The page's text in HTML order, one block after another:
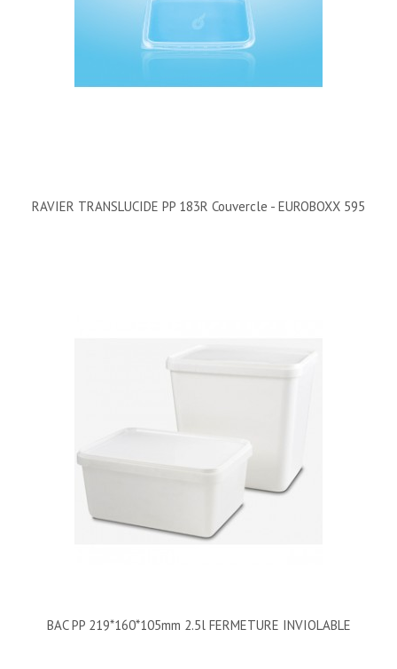
RAVIER TRANSLUCIDE PP 183R Couvercle - EUROBOXX 595
BAC PP 219*160*105mm 2.5l FERMETURE INVIOLABLE